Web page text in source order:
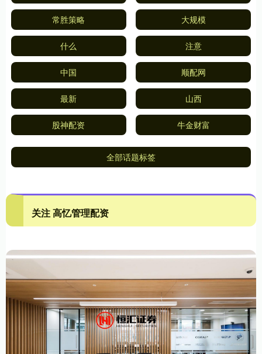
常胜策略 大规模
什么 注意
中国 顺配网
最新 山西
股神配资 牛金财富
全部话题标签
关注 高忆管理配资